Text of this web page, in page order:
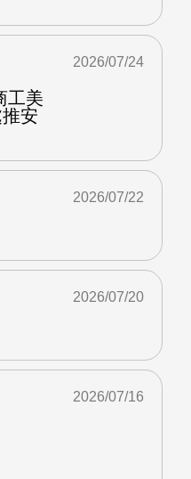
工美
安
2026/07/24
2026/07/22
2026/07/20
2026/07/16